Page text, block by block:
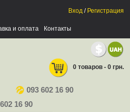
и оплата Контакты
Вход / Регистрация
093 602 16 90
16 90
0 товаров - 0 грн.